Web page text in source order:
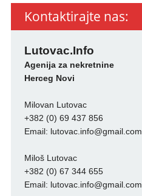
Kontaktirajte nas:
Lutovac.Info
Agenija za nekretnine
Herceg Novi
Milovan Lutovac
+382 (0) 69 437 856
Email: lutovac.info@gmail.com
Miloš Lutovac
+382 (0) 67 344 655
Email: lutovac.info@gmail.com